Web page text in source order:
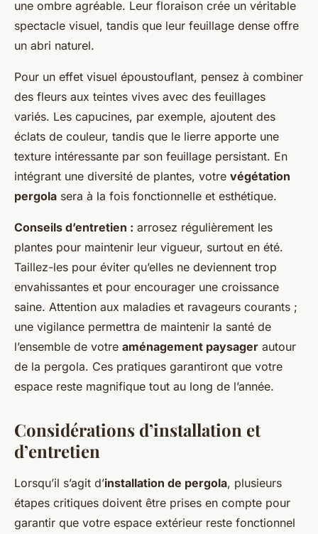
une ombre agréable. Leur floraison crée un véritable
spectacle visuel, tandis que leur feuillage dense offre
un abri naturel.
Pour un effet visuel époustouflant, pensez à combiner
des fleurs aux teintes vives avec des feuillages
variés. Les capucines, par exemple, ajoutent des
éclats de couleur, tandis que le lierre apporte une
texture intéressante par son feuillage persistant. En
intégrant une diversité de plantes, votre végétation
pergola sera à la fois fonctionnelle et esthétique.
Conseils d’entretien : arrosez régulièrement les
plantes pour maintenir leur vigueur, surtout en été.
Taillez-les pour éviter qu’elles ne deviennent trop
envahissantes et pour encourager une croissance
saine. Attention aux maladies et ravageurs courants ;
une vigilance permettra de maintenir la santé de
l’ensemble de votre aménagement paysager autour
de la pergola. Ces pratiques garantiront que votre
espace reste magnifique tout au long de l’année.
Considérations d’installation et
d’entretien
Lorsqu’il s’agit d’installation de pergola, plusieurs
étapes critiques doivent être prises en compte pour
garantir que votre espace extérieur reste fonctionnel